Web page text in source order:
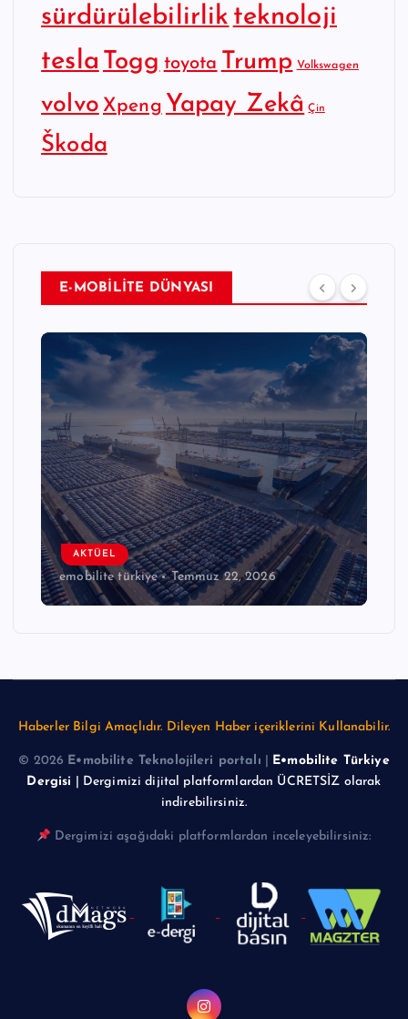
sürdürülebilirlik teknoloji
tesla Togg toyota Trump Volkswagen
volvo Xpeng Yapay Zekâ Çin
Škoda
E-MOBİLİTE DÜNYASI
AKTÜEL
emobilite türkiye Temmuz 22, 2026
Haberler Bilgi Amaçlıdır. Dileyen Haber içeriklerini Kullanabilir.
© 2026 E•mobilite Teknolojileri portalı
E•mobilite Türkiye
Dergisi | Dergimizi dijital platformlardan ÜCRETSİZ olarak
indirebilirsiniz.
Dergimizi aşağıdaki platformlardan inceleyebilirsiniz: